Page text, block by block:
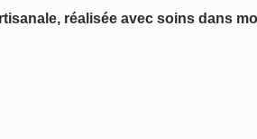
réalisée avec soins dans